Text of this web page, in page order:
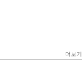
더보기